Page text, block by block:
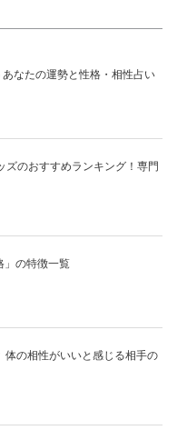
あなたの運勢と性格・相性占い
ズのおすすめランキング！専門
」の特徴一覧
体の相性がいいと感じる相手の